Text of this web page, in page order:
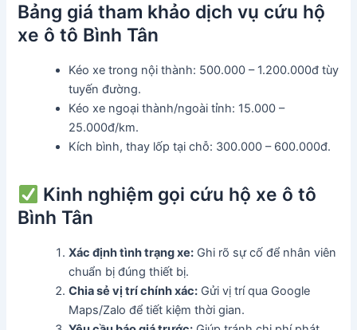
Bảng giá tham khảo dịch vụ cứu hộ
xe ô tô Bình Tân
Kéo xe trong nội thành: 500.000 – 1.200.000đ tùy
tuyến đường.
Kéo xe ngoại thành/ngoài tỉnh: 15.000 –
25.000đ/km.
Kích bình, thay lốp tại chỗ: 300.000 – 600.000đ.
Kinh nghiệm gọi cứu hộ xe ô tô
Bình Tân
Xác định tình trạng xe: Ghi rõ sự cố để nhân viên
chuẩn bị đúng thiết bị.
Chia sẻ vị trí chính xác: Gửi vị trí qua Google
Maps/Zalo để tiết kiệm thời gian.